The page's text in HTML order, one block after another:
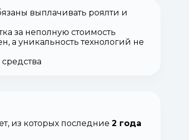
выплачивать роялти и
за неполную стоимость
а уникальность технологий не
из которых последние 2 года